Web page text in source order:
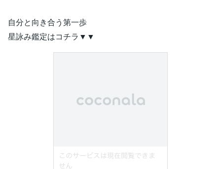
自分と向き合う第一歩
星詠み鑑定はコチラ▼▼